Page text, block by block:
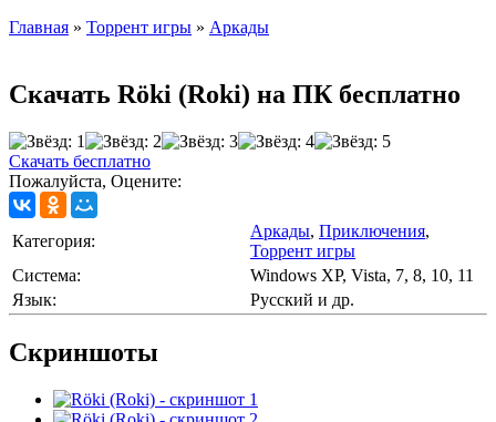
Главная » Торрент игры » Аркады
Скачать Röki (Roki) на ПК бесплатно
Скачать бесплатно
Пожалуйста, Оцените:
Категория:
Аркады, Приключения,
Торрент игры
Cистема:
Windows XP, Vista, 7, 8, 10, 11
Язык:
Русский и др.
Скриншоты